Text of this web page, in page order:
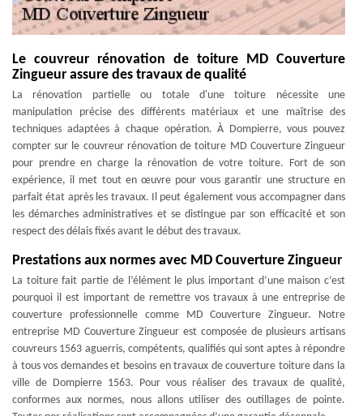
Le couvreur rénovation de toiture MD Couverture
Zingueur assure des travaux de qualité
La rénovation partielle ou totale d'une toiture nécessite une
manipulation précise des différents matériaux et une maîtrise des
techniques adaptées à chaque opération. À Dompierre, vous pouvez
compter sur le couvreur rénovation de toiture MD Couverture Zingueur
pour prendre en charge la rénovation de votre toiture. Fort de son
expérience, il met tout en œuvre pour vous garantir une structure en
parfait état après les travaux. Il peut également vous accompagner dans
les démarches administratives et se distingue par son efficacité et son
respect des délais fixés avant le début des travaux.
Prestations aux normes avec MD Couverture Zingueur
La toiture fait partie de l’élément le plus important d’une maison c’est
pourquoi il est important de remettre vos travaux à une entreprise de
couverture professionnelle comme MD Couverture Zingueur. Notre
entreprise MD Couverture Zingueur est composée de plusieurs artisans
couvreurs 1563 aguerris, compétents, qualifiés qui sont aptes à répondre
à tous vos demandes et besoins en travaux de couverture toiture dans la
ville de Dompierre 1563. Pour vous réaliser des travaux de qualité,
conformes aux normes, nous allons utiliser des outillages de pointe.